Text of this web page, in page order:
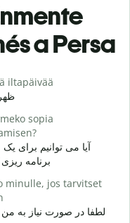
a Persa
iltapäivää
sopia
آیا می توانیم برای
برنامه
minulle, jos tarvitset
لطفا در صورت نیاز به من